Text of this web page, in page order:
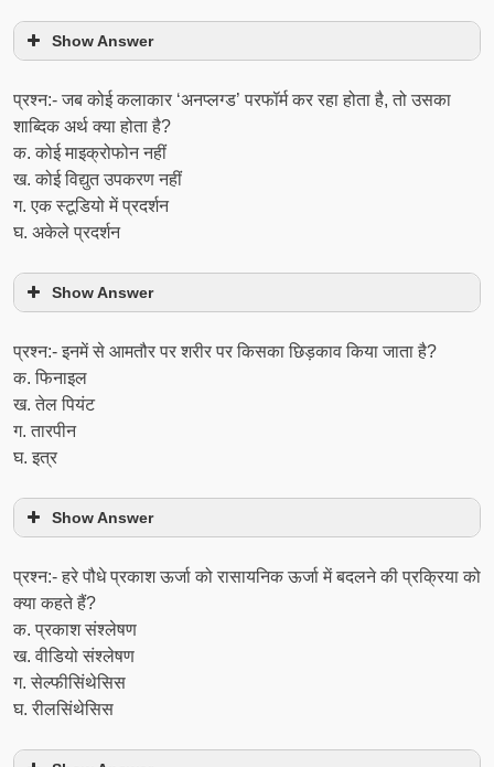
Show Answer
प्रश्न:- जब कोई कलाकार ‘अनप्लग्ड’ परफॉर्म कर रहा होता है, तो उसका
शाब्दिक अर्थ क्या होता है?
क. कोई माइक्रोफोन नहीं
ख. कोई विद्युत उपकरण नहीं
ग. एक स्टूडियो में प्रदर्शन
घ. अकेले प्रदर्शन
Show Answer
प्रश्न:- इनमें से आमतौर पर शरीर पर किसका छिड़काव किया जाता है?
क. फिनाइल
ख. तेल पियंट
ग. तारपीन
घ. इत्र
Show Answer
प्रश्न:- हरे पौधे प्रकाश ऊर्जा को रासायनिक ऊर्जा में बदलने की प्रक्रिया को
क्या कहते हैं?
क. प्रकाश संश्लेषण
ख. वीडियो संश्लेषण
ग. सेल्फीसिंथेसिस
घ. रीलसिंथेसिस